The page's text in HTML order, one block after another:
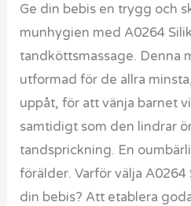
Ge din bebis en trygg och
munhygien med A0264
tandköttsmassage. Denna
utformad för de allra
uppåt, för att vänja barnet
samtidigt som den lindrar
tandsprickning. En
förälder. Varför välja
din bebis? Att etablera